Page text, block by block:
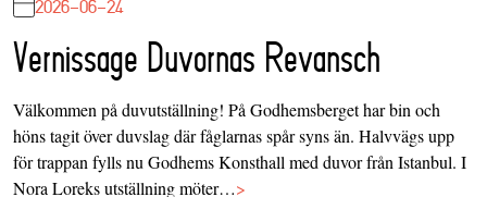
2026-06-24
Vernissage Duvornas Revansch
Välkommen på duvutställning! På Godhemsberget har bin och
höns tagit över duvslag där fåglarnas spår syns än. Halvvägs upp
för trappan fylls nu Godhems Konsthall med duvor från Istanbul. I
Nora Loreks utställning möter…>